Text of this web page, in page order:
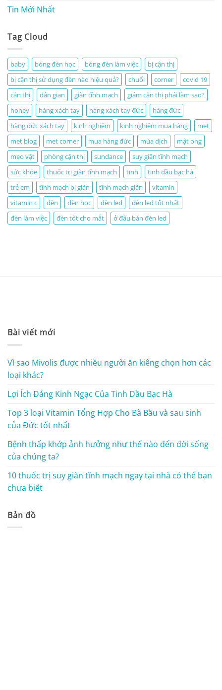
Tin Mới Nhất
Tag Cloud
baby bóng đèn học bóng đèn làm việc
bị cận thị
bị cận thị sử dụng đèn nào hiệu quả?
chuối corner
covid 19
cận thị
dân gian giãn tĩnh mạch
giảm cận thị phải làm sao?
honey
hàng xách tay hàng xách tay đức
hàng đức
hàng đức xách tay
kinh nghiệm kinh nghiệm mua hàng
met
met blog
met corner mua hàng đức mùa dịch
mật ong
mẹo vặt
phòng cận thị sundance
suy giãn tĩnh mạch
sức khỏe
thuốc trị giãn tĩnh mạch tinh
tinh dầu bạc hà
trẻ em
tĩnh mạch bị giãn tĩnh mạch giãn
vitamin
vitamin c
đèn đèn học đèn led
đèn led tốt nhất
đèn làm việc
đèn tốt cho mắt ở đâu bán đèn led
Bài viết mới
Vì sao Mivolis được nhiều người ăn kiêng chọn hơn các
loại khác?
Lợi Ích Đáng Kinh Ngạc Của Tinh Dầu Bạc Hà
Top 3 loại Vitamin Tổng Hợp Cho Bà Bầu và sau sinh
của Đức tốt nhất
Bệnh thấp khớp ảnh hưởng như thế nào đến đời sống
của chúng ta?
10 thuốc trị suy giãn tĩnh mạch ngay tại nhà có thể bạn
chưa biết
Bản đồ